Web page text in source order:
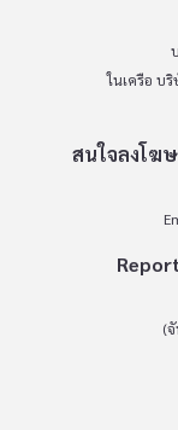
ในเครือ บ
สนใจลงโฆ
(